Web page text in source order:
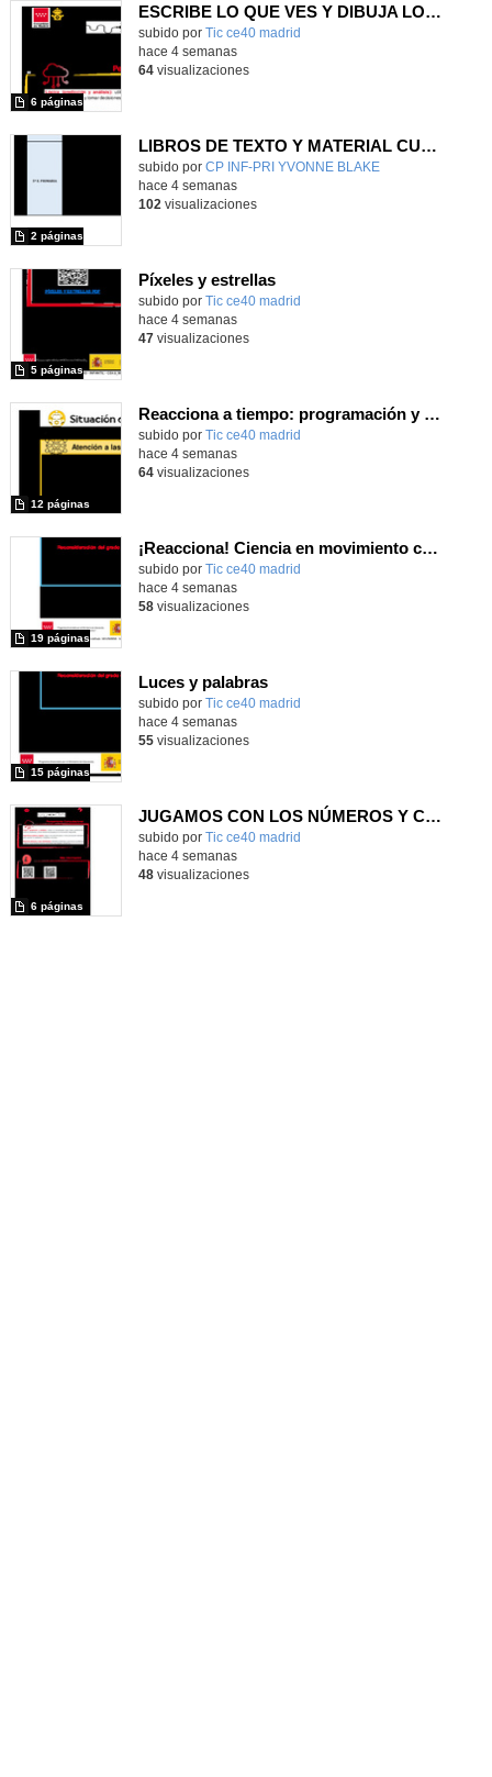
ESCRIBE LO QUE VES Y DIBUJA LO QUE LEES
subido por Tic ce40 madrid
6 páginas
hace 4 semanas
64visualizaciones
LIBROS DE TEXTO Y MATERIAL CURRICULAR
subido por CP INF-PRI YVONNE BLAKE
2 páginas
-
hace 4 semanas
102 visualizaciones
Píxeles y estrellas
subido por Tic ce40 madrid
5 páginas
hace 4 semanas
47visualizaciones
Reacciona a tiempo: programación y reflejos con Micro:bit
subido por Tic ce40 madrid
12 páginas
hace 4 semanas
64visualizaciones
¡Reacciona! Ciencia en movimiento con micro:bit y Maqueen
subido por Tic ce40 madrid
19 páginas
hace 4 semanas
58visualizaciones
Luces y palabras
subido por Tic ce40 madrid
15 páginas
hace 4 semanas
55visualizaciones
JUGAMOS CON LOS NÚMEROS Y COLORES COMO UN ROBOT.
subido por Tic ce40 madrid
6 páginas
hace 4 semanas
48visualizaciones